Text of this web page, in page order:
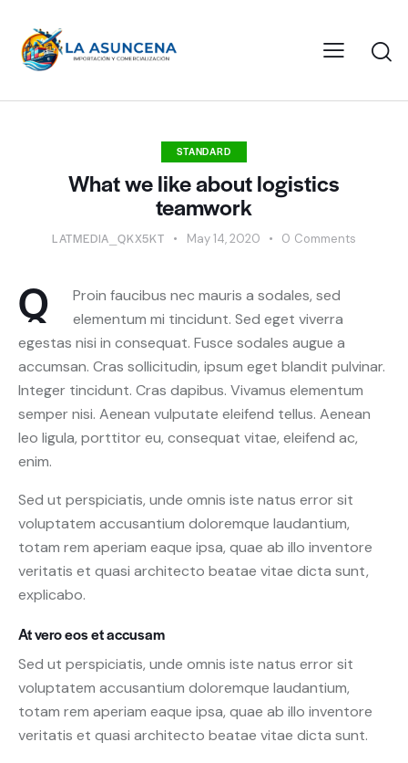
STANDARD
What we like about logistics
teamwork
LATMEDIA_QKX5KT May 14, 2020 0 Comments
Q
Proin faucibus nec mauris a sodales, sed
elementum mi tincidunt. Sed eget viverra
egestas nisi in consequat. Fusce sodales augue a
accumsan. Cras sollicitudin, ipsum eget blandit pulvinar.
Integer tincidunt. Cras dapibus. Vivamus elementum
semper nisi. Aenean vulputate eleifend tellus. Aenean
leo ligula, porttitor eu, consequat vitae, eleifend ac,
enim.
Sed ut perspiciatis, unde omnis iste natus error sit
voluptatem accusantium doloremque laudantium,
totam rem aperiam eaque ipsa, quae ab illo inventore
veritatis et quasi architecto beatae vitae dicta sunt,
explicabo.
At vero eos et accusam
Sed ut perspiciatis, unde omnis iste natus error sit
voluptatem accusantium doloremque laudantium,
totam rem aperiam eaque ipsa, quae ab illo inventore
veritatis et quasi architecto beatae vitae dicta sunt.